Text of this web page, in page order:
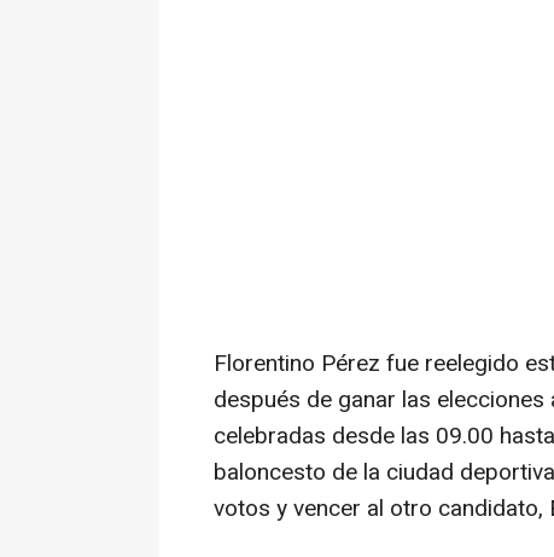
Florentino Pérez fue reelegido
después de ganar las
celebradas desde las 09.00
baloncesto de la ciudad
votos y vencer al otro candidato,